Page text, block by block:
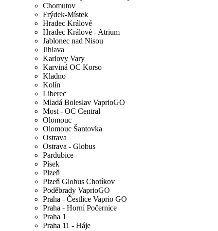
Chomutov
Frýdek-Místek
Hradec Králové
Hradec Králové - Atrium
Jablonec nad Nisou
Jihlava
Karlovy Vary
Karviná OC Korso
Kladno
Kolín
Liberec
Mladá Boleslav VaprioGO
Most - OC Central
Olomouc
Olomouc Šantovka
Ostrava
Ostrava - Globus
Pardubice
Písek
Plzeň
Plzeň Globus Chotíkov
Poděbrady VaprioGO
Praha - Čestlice Vaprio GO
Praha - Horní Počernice
Praha 1
Praha 11 - Háje